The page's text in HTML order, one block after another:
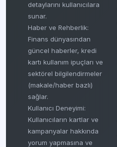
detaylarını kullanıcılara
sunar.
Haber ve Rehberlik:
Finans dünyasından
güncel haberler, kredi
kartı kullanım ipuçları ve
sektörel bilgilendirmeler
(makale/haber bazlı)
sağlar.
Kullanıcı Deneyimi:
Kullanıcıların kartlar ve
kampanyalar hakkında
yorum yapmasına ve